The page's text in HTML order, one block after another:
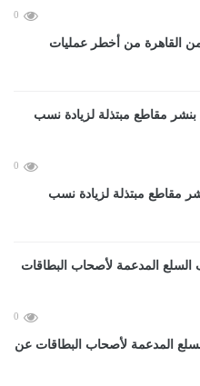
0
القاهرة من أخطر عمليات
0
مقاطع مبتذلة لزيادة نسب
0
المدعمة لأصحاب البطاقات عن